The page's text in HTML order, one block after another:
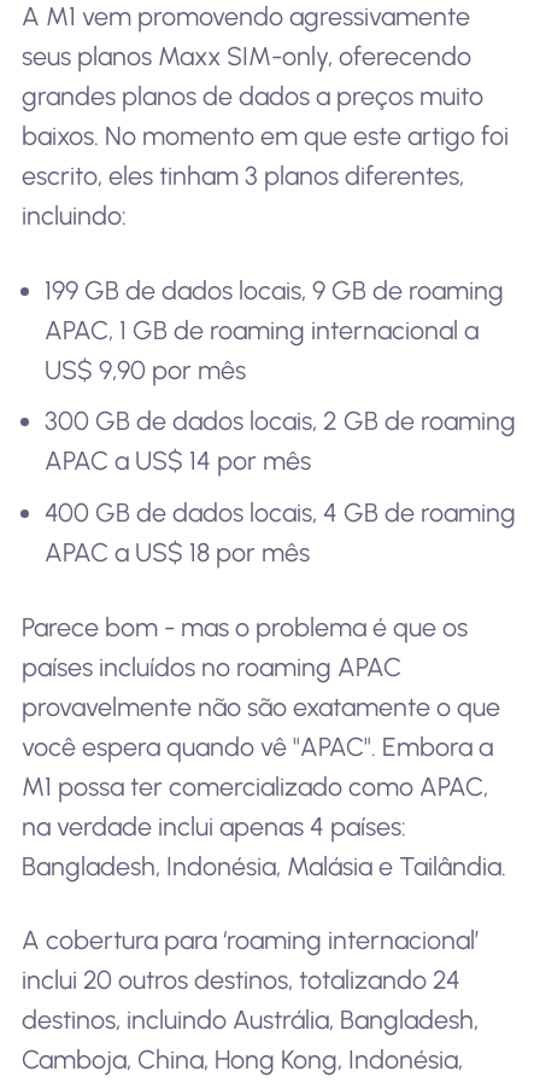
A M1 vem promovendo agressivamente
seus planos Maxx SIM-only, oferecendo
grandes planos de dados a preços muito
baixos. No momento em que este artigo foi
escrito, eles tinham 3 planos diferentes,
incluindo:
199 GB de dados locais, 9 GB de roaming
APAC, 1 GB de roaming internacional a
US$ 9,90 por mês
300 GB de dados locais, 2 GB de roaming
APAC a US$ 14 por mês
400 GB de dados locais, 4 GB de roaming
APAC a US$ 18 por mês
Parece bom - mas o problema é que os
países incluídos no roaming APAC
provavelmente não são exatamente o que
você espera quando vê "APAC". Embora a
M1 possa ter comercializado como APAC,
na verdade inclui apenas 4 países:
Bangladesh, Indonésia, Malásia e Tailândia.
A cobertura para ‘roaming internacional’
inclui 20 outros destinos, totalizando 24
destinos, incluindo Austrália, Bangladesh,
Camboja, China, Hong Kong, Indonésia,